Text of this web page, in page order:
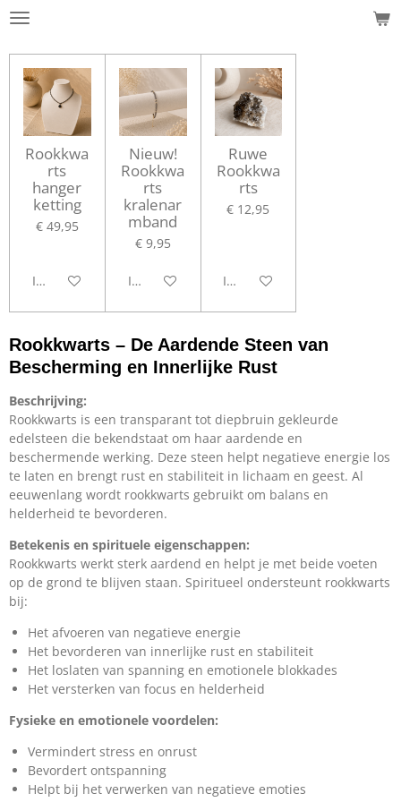
Ga
naar
hoofdinhoud
Rookkwa
rts
hanger
ketting
€ 49,95
In winkelwagen
Nieuw!
Rookkwa
rts
kralenar
mband
€ 9,95
In winkelwagen
Ruwe
Rookkwa
rts
€ 12,95
In winkelwagen
Rookkwarts – De Aardende Steen van
Bescherming en Innerlijke Rust
Beschrijving:
Rookkwarts is een transparant tot diepbruin gekleurde
edelsteen die bekendstaat om haar aardende en
beschermende werking. Deze steen helpt negatieve energie los
te laten en brengt rust en stabiliteit in lichaam en geest. Al
eeuwenlang wordt rookkwarts gebruikt om balans en
helderheid te bevorderen.
Betekenis en spirituele eigenschappen:
Rookkwarts werkt sterk aardend en helpt je met beide voeten
op de grond te blijven staan. Spiritueel ondersteunt rookkwarts
bij:
Het afvoeren van negatieve energie
Het bevorderen van innerlijke rust en stabiliteit
Het loslaten van spanning en emotionele blokkades
Het versterken van focus en helderheid
Fysieke en emotionele voordelen:
Vermindert stress en onrust
Bevordert ontspanning
Helpt bij het verwerken van negatieve emoties